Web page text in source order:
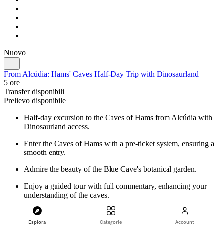
Esplora Categorie Account
Nuovo
From Alcúdia: Hams' Caves Half-Day Trip with Dinosaurland
5 ore
Transfer disponibili
Prelievo disponibile
Half-day excursion to the Caves of Hams from Alcúdia with
Dinosaurland access.
Enter the Caves of Hams with a pre-ticket system, ensuring a
smooth entry.
Admire the beauty of the Blue Cave's botanical garden.
Enjoy a guided tour with full commentary, enhancing your
understanding of the caves.
Travel comfortably with return transport by air-conditioned
coach and included travel insurance.